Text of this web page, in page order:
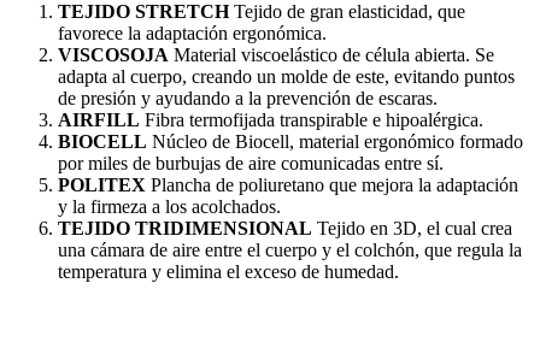
TEJIDO STRETCHTejido de gran elasticidad, que
favorece la adaptación ergonómica.
VISCOSOJA Material viscoelástico de célula abierta. Se
adapta al cuerpo, creando un molde de este, evitando puntos
de presión y ayudando a la prevención de escaras.
AIRFILL Fibra termofijada transpirable e hipoalérgica.
BIOCELL Núcleo de Biocell, material ergonómico formado
por miles de burbujas de aire comunicadas entre sí.
POLITEX Plancha de poliuretano que mejora la adaptación
y la firmeza a los acolchados.
TEJIDO TRIDIMENSIONAL Tejido en 3D, el cual crea
una cámara de aire entre el cuerpo y el colchón, que regula la
temperatura y elimina el exceso de humedad.